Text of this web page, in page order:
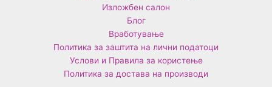
Изложбен салон
Блог
Вработување
Политика за заштита на лични податоци
Услови и Правила за користење
Политика за достава на производи